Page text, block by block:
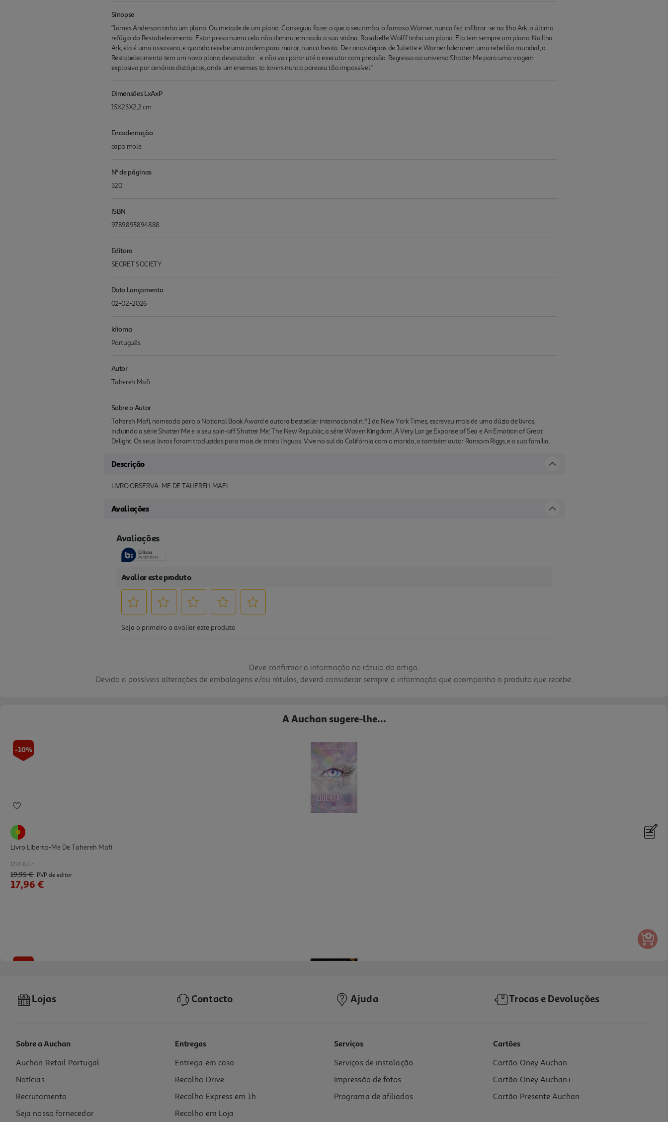
Sinopse
"James Anderson tinha um plano. Ou metade de um plano. Conseguiu fazer o que o seu irmão, o famoso Warner, nunca fez: infiltrar-se na Ilha Ark, o último
refúgio do Restabelecimento. Estar preso numa cela não diminui em nada a sua vitória. Rosabelle Wolff tinha um plano. Ela tem sempre um plano. Na Ilha
Ark, ela é uma assassina, e quando recebe uma ordem para matar, nunca hesita. Dez anos depois de Juliette e Warner liderarem uma rebelião mundial, o
Restabelecimento tem um novo plano devastador... e não va i parar até o executar com precisão. Regressa ao universo Shatter Me para uma viagem
explosiva por cenários distópicos, onde um enemies to lovers nunca pareceu tão impossível."
Dimensões LxAxP
15X23X2,2 cm
Encadernação
capa mole
Nº de páginas
320
ISBN
9789895894888
Editora
SECRET SOCIETY
Data Lançamento
02-02-2026
Idioma
Português
Autor
Tahereh Mafi
Sobre o Autor
Tahereh Mafi, nomeada para o National Book Award e autora bestseller internacional n.º 1 do New York Times, escreveu mais de uma dúzia de livros,
incluindo a série Shatter Me e o seu spin-off Shatter Me: The New Republic, a série Woven Kingdom, A Very Lar ge Expanse of Sea e An Emotion of Great
Delight. Os seus livros foram traduzidos para mais de trinta línguas. Vive no sul da Califórnia com o marido, o também autor Ransom Riggs, e a sua família.
Descrição
LIVRO OBSERVA-ME DE TAHEREH MAFI
Avaliações
Deve confirmar a informação no rótulo do artigo.
Devido a possíveis alterações de embalagens e/ou rótulos, deverá considerar sempre a informação que acompanha o produto que recebe.
A Auchan sugere-lhe...
-10%
Livro Liberta-Me De Tahereh Mafi
17.96 €/un
19,95 € PVP de editor
17,96 €
Livro O Livro De Azrael De Amber V. Nicole
26.91 €/un
26,91 €
Lojas Contacto Ajuda Trocas e Devoluções
Sobre a Auchan
Auchan Retail Portugal
Notícias
Recrutamento
Seja nosso fornecedor
Entregas
Entrega em casa
Recolha Drive
Recolha Express em 1h
Recolha em Loja
Serviços
Serviços de instalação
Impressão de fotos
Programa de afiliados
Cartões
Cartão Oney Auchan
Cartão Oney Auchan+
Cartão Presente Auchan